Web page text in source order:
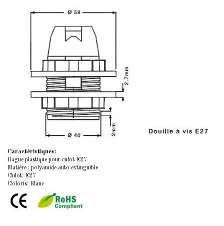
Caractéristiques:
Bague plastique pour culot E27
Matière : polyamide auto extinguible
Culot: E27
Coloris: Blanc